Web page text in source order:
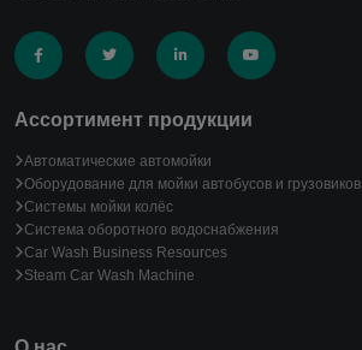
Ассортимент продукции
Автоматические автомойки
Оборудование для мойки автобусов и грузовиков
Системы мойки колёс
Система оборотного водоснабжения
Car Wash Business Resources
Steam Car Wash Machine